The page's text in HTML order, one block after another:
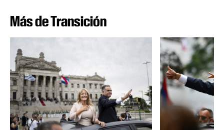
Más de Transición